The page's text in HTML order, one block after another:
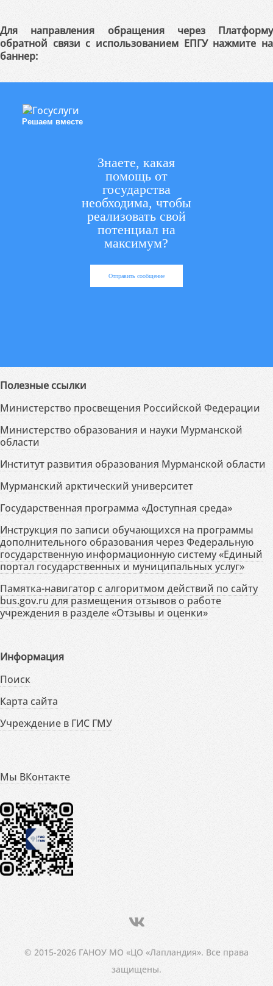
Для направления обращения через Платформу
обратной связи с использованием ЕПГУ нажмите на
баннер:
Решаем вместе
Знаете, какая
помощь от
государства
необходима, чтобы
реализовать свой
потенциал на
максимум?
Отправить сообщение
Полезные ссылки
Министерство просвещения Российской Федерации
Министерство образования и науки Мурманской
области
Институт развития образования Мурманской области
Мурманский арктический университет
Государственная программа «Доступная среда»
Инструкция по записи обучающихся на программы
дополнительного образования через Федеральную
государственную информационную систему «Единый
портал государственных и муниципальных услуг»
Памятка-навигатор с алгоритмом действий по сайту
bus.gov.ru для размещения отзывов о работе
учреждения в разделе «Отзывы и оценки»
Информация
Поиск
Карта сайта
Учреждение в ГИС ГМУ
Мы ВКонтакте
© 2015-2026 ГАНОУ МО «ЦО «Лапландия». Все права
защищены.